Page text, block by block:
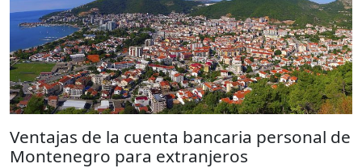
Ventajas de la cuenta bancaria personal de
Montenegro para extranjeros